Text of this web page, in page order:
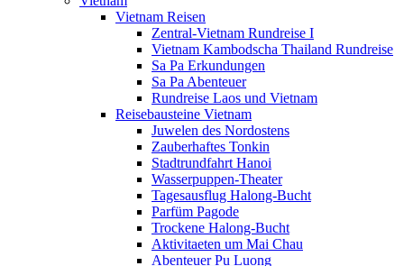
Vietnam Reisen
Zentral-Vietnam Rundreise I
Vietnam Kambodscha Thailand Rundreise
Sa Pa Erkundungen
Sa Pa Abenteuer
Rundreise Laos und Vietnam
Reisebausteine Vietnam
Juwelen des Nordostens
Zauberhaftes Tonkin
Stadtrundfahrt Hanoi
Wasserpuppen-Theater
Tagesausflug Halong-Bucht
Parfüm Pagode
Trockene Halong-Bucht
Aktivitaeten um Mai Chau
Abenteuer Pu Luong